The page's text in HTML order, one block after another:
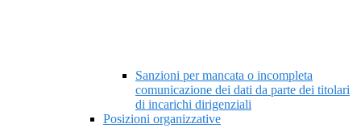
Sanzioni per mancata o incompleta
comunicazione dei dati da parte dei titolari
di incarichi dirigenziali
Posizioni organizzative